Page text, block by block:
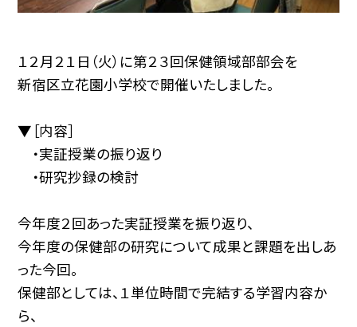
１２月２１日（火）に第２３回保健領域部部会を
新宿区立花園小学校で開催いたしました。
▼［内容］
・実証授業の振り返り
・研究抄録の検討
今年度２回あった実証授業を振り返り、
今年度の保健部の研究について成果と課題を出しあ
った今回。
保健部としては、１単位時間で完結する学習内容か
ら、